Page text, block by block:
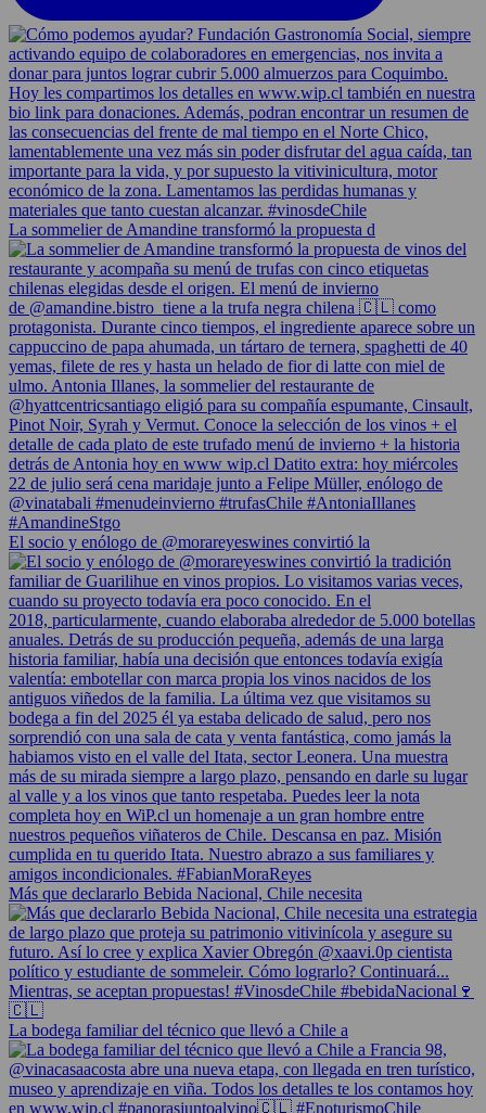
La sommelier de Amandine transformó la propuesta d
El socio y enólogo de @morareyeswines convirtió la
Más que declararlo Bebida Nacional, Chile necesita
La bodega familiar del técnico que llevó a Chile a